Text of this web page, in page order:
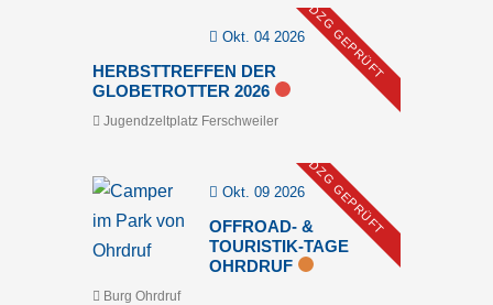
Okt. 04 2026DZG GEPRÜFT
HERBSTTREFFEN DER
GLOBETROTTER 2026
Jugendzeltplatz Ferschweiler
Okt. 09 2026DZG GEPRÜFT
OFFROAD- &
TOURISTIK-TAGE
OHRDRUF
Burg Ohrdruf